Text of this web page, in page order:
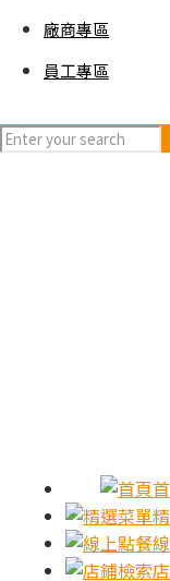
廠商專區
員工專區